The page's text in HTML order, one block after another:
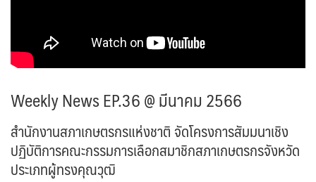
Weekly News EP.36 @ มีนาคม 2566
สำนักงานสภาเกษตรกรแห่งชาติ จัดโครงการสัมมนาเชิง
ปฏิบัติการคณะกรรมการเลือกสมาชิกสภาเกษตรกรจังหวัด
ประเภทผู้ทรงคุณวุฒิ